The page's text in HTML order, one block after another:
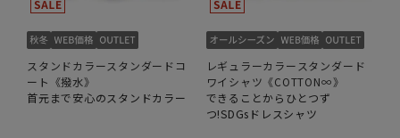
スタンドカラースタンダードコ
ート《撥水》
首元まで安心のスタンドカラー
レギュラーカラースタンダード
ワイシャツ《COTTON∞》
できることからひとつず
つ!SDGsドレスシャツ